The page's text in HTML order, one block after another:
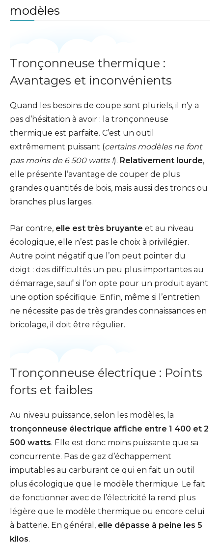
modèles
Tronçonneuse thermique :
Avantages et inconvénients
Quand les besoins de coupe sont pluriels, il n’y a
pas d’hésitation à avoir : la tronçonneuse
thermique est parfaite. C’est un outil
extrêmement puissant (certains modèles ne font
pas moins de 6 500 watts !). Relativement lourde,
elle présente l’avantage de couper de plus
grandes quantités de bois, mais aussi des troncs ou
branches plus larges.
Par contre, elle est très bruyante et au niveau
écologique, elle n’est pas le choix à privilégier.
Autre point négatif que l’on peut pointer du
doigt : des difficultés un peu plus importantes au
démarrage, sauf si l’on opte pour un produit ayant
une option spécifique. Enfin, même si l’entretien
ne nécessite pas de très grandes connaissances en
bricolage, il doit être régulier.
Tronçonneuse électrique : Points
forts et faibles
Au niveau puissance, selon les modèles, la
tronçonneuse électrique affiche entre 1 400 et 2
500 watts. Elle est donc moins puissante que sa
concurrente. Pas de gaz d’échappement
imputables au carburant ce qui en fait un outil
plus écologique que le modèle thermique. Le fait
de fonctionner avec de l’électricité la rend plus
légère que le modèle thermique ou encore celui
à batterie. En général, elle dépasse à peine les 5
kilos.